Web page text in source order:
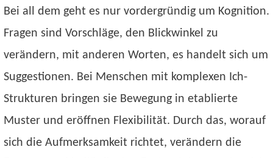
Bei all dem geht es nur vordergründig um Kognition.
Fragen sind Vorschläge, den Blickwinkel zu
verändern, mit anderen Worten, es handelt sich um
Suggestionen. Bei Menschen mit komplexen Ich-
Strukturen bringen sie Bewegung in etablierte
Muster und eröffnen Flexibilität. Durch das, worauf
sich die Aufmerksamkeit richtet, verändern die